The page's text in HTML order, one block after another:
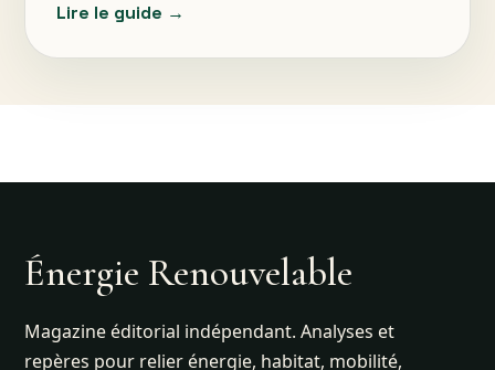
Lire le guide →
Énergie Renouvelable
Magazine éditorial indépendant. Analyses et
repères pour relier énergie, habitat, mobilité,